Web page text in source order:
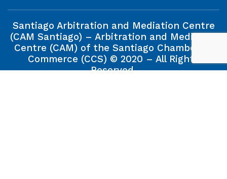
Santiago Arbitration and Mediation Centre
(CAM Santiago) – Arbitration and Mediation
Centre (CAM) of the Santiago Chamber of
Commerce (CCS) © 2020 – All Rights
Reserved.